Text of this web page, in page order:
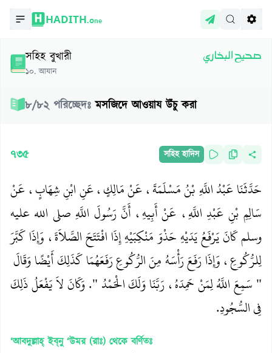
HADITH.One
সহিহ বুখারী
১০.আযান
صحيح البخاري
৮/৮২ পরিচ্ছেদঃ মসজিদে আওয়ায উঁচু করা
৭৩৫ সহিহ হাদিস
حَدَّثَنَا عَبْدُ اللَّهِ بْنُ مَسْلَمَةَ، عَنْ مَالِكٍ، عَنِ ابْنِ شِهَابٍ، عَنْ
سَالِمِ بْنِ عَبْدِ اللَّهِ، عَنْ أَبِيهِ، أَنَّ رَسُولَ اللَّهِ صلى الله عليه
وسلم كَانَ يَرْفَعُ يَدَيْهِ حَذْوَ مَنْكِبَيْهِ إِذَا افْتَتَحَ الصَّلاَةَ، وَإِذَا كَبَّرَ
لِلرُّكُوعِ، وَإِذَا رَفَعَ رَأْسَهُ مِنَ الرُّكُوعِ رَفَعَهُمَا كَذَلِكَ أَيْضًا وَقَالَ ‏
"‏ سَمِعَ اللَّهُ لِمَنْ حَمِدَهُ، رَبَّنَا وَلَكَ الْحَمْدُ ‏"‏‏.‏ وَكَانَ لاَ يَفْعَلُ ذَلِكَ
فِي السُّجُودِ‏.‏
‘আবদুল্লাহ্‌ ইব্‌নু ‘উমর (রাঃ) থেকে বর্ণিতঃ